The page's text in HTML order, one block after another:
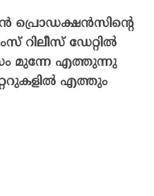
പ്രൊഡക്ഷൻസിന്റെ
റിലീസ് ഡേറ്റിൽ
മുന്നേ എത്തുന്നു
എത്തും